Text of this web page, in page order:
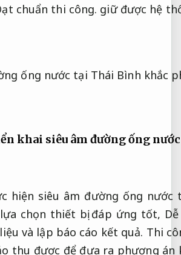
chuẩn thi công. giữ được hệ
khai siêu âm đường ống
hiện siêu âm đường ống
chọn thiết bị đáp ứng tốt,
và lập báo cáo kết quả. Thi
thu được để đưa ra phương